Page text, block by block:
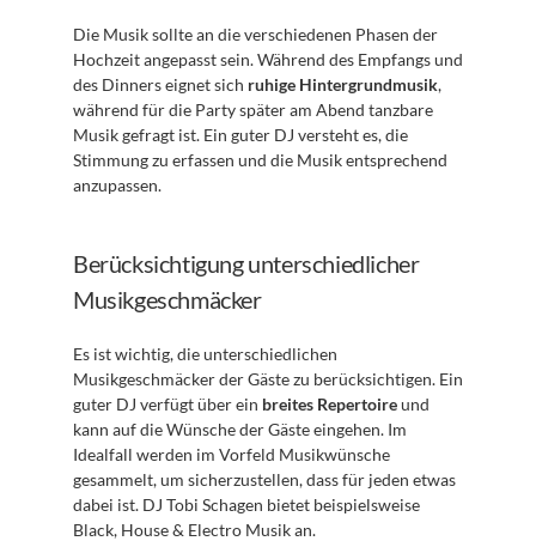
Die Musik sollte an die verschiedenen Phasen der
Hochzeit angepasst sein. Während des Empfangs und
des Dinners eignet sich ruhige Hintergrundmusik,
während für die Party später am Abend tanzbare
Musik gefragt ist. Ein guter DJ versteht es, die
Stimmung zu erfassen und die Musik entsprechend
anzupassen.
Berücksichtigung unterschiedlicher
Musikgeschmäcker
Es ist wichtig, die unterschiedlichen
Musikgeschmäcker der Gäste zu berücksichtigen. Ein
guter DJ verfügt über ein breites Repertoire und
kann auf die Wünsche der Gäste eingehen. Im
Idealfall werden im Vorfeld Musikwünsche
gesammelt, um sicherzustellen, dass für jeden etwas
dabei ist. DJ Tobi Schagen bietet beispielsweise
Black, House & Electro Musik an.